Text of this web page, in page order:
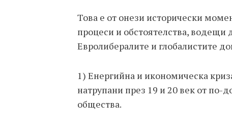
Това е от онези исторически
процеси и обстоятелства,
Евролибералите и глобалистите
1) Енергийна и икономическа
натрупани през 19 и 20 век от
общества.